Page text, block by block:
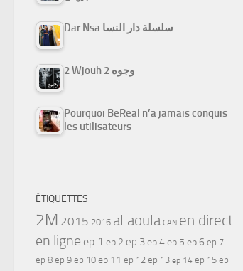
Dar Nsa سلسلة دار النسا
2 Wjouh 2 وجوه
Pourquoi BeReal n’a jamais conquis
les utilisateurs
ÉTIQUETTES
2M 2015 2016 al aoula CAN en direct
en ligne ep 1 ep 2 ep 3ep 4ep 5 ep 6 ep 7
ep 8 ep 9 ep 10 ep 11 ep 12 ep 13 ep 14 ep 15 ep